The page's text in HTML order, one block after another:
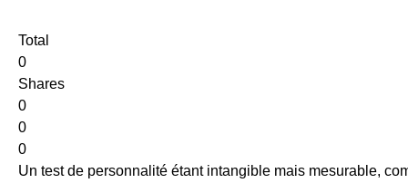
Total
0
Shares
0
0
0
Un test de personnalité étant intangible mais mesurable,